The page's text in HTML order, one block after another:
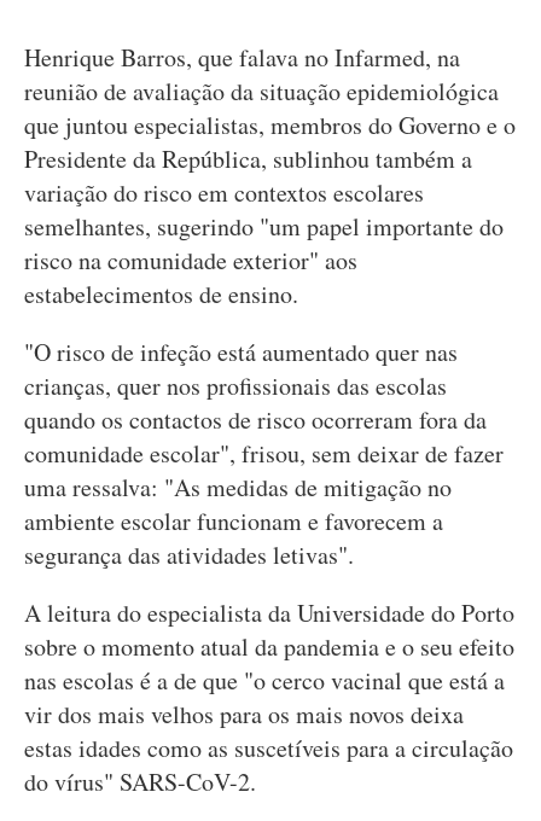
Henrique Barros, que falava no Infarmed, na
reunião de avaliação da situação epidemiológica
que juntou especialistas, membros do Governo e o
Presidente da República, sublinhou também a
variação do risco em contextos escolares
semelhantes, sugerindo "um papel importante do
risco na comunidade exterior" aos
estabelecimentos de ensino.
"O risco de infeção está aumentado quer nas
crianças, quer nos profissionais das escolas
quando os contactos de risco ocorreram fora da
comunidade escolar", frisou, sem deixar de fazer
uma ressalva: "As medidas de mitigação no
ambiente escolar funcionam e favorecem a
segurança das atividades letivas".
A leitura do especialista da Universidade do Porto
sobre o momento atual da pandemia e o seu efeito
nas escolas é a de que "o cerco vacinal que está a
vir dos mais velhos para os mais novos deixa
estas idades como as suscetíveis para a circulação
do vírus" SARS-CoV-2.